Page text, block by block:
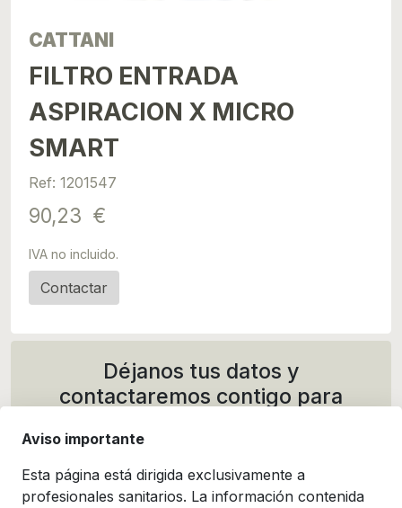
CATTANI
FILTRO ENTRADA
ASPIRACION X MICRO
SMART
Ref: 1201547
90,23 €
IVA no incluido.
Contactar
Déjanos tus datos y
contactaremos contigo para
presupuesto a medida
Aviso importante
Esta página está dirigida exclusivamente a
profesionales sanitarios. La información contenida